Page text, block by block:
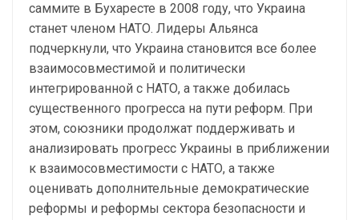
саммите в Бухаресте в 2008 году, что Украина
станет членом НАТО. Лидеры Альянса
подчеркнули, что Украина становится все более
взаимосовместимой и политически
интегрированной с НАТО, а также добилась
существенного прогресса на пути реформ. При
этом, союзники продолжат поддерживать и
анализировать прогресс Украины в приближении
к взаимосовместимости с НАТО, а также
оценивать дополнительные демократические
реформы и реформы сектора безопасности и